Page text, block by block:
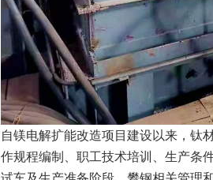
自镁电解扩能改造项目建设以来，钛
作规程编制、职工技术培训、生产条